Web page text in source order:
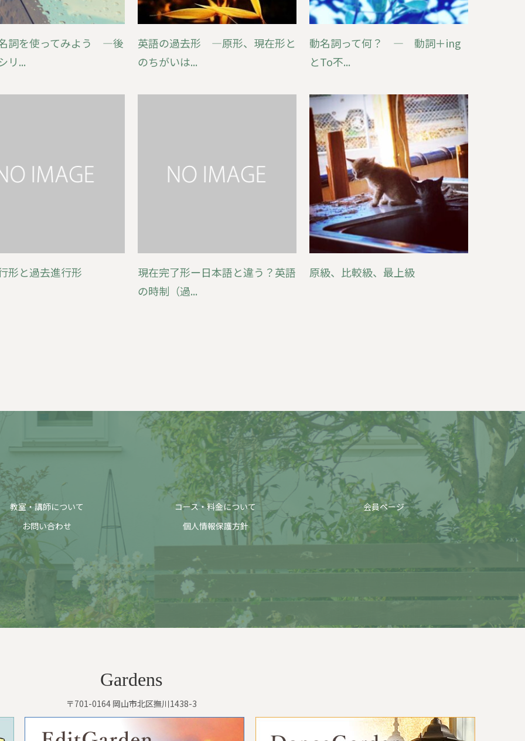
詞を使ってみよう ―後
リ...
英語の過去形 ―原形、現在形と
のちがいは...
動名詞って何？ ― 動詞＋ing
とTo不...
形と過去進行形
現在完了形ー日本語と違う？英語
の時制（過...
原級、比較級、最上級
教室・講師について コース・料金について
会員ページ
お問い合わせ
個人情報保護方針
Gardens
〒701-0164 岡山市北区撫川1438-3